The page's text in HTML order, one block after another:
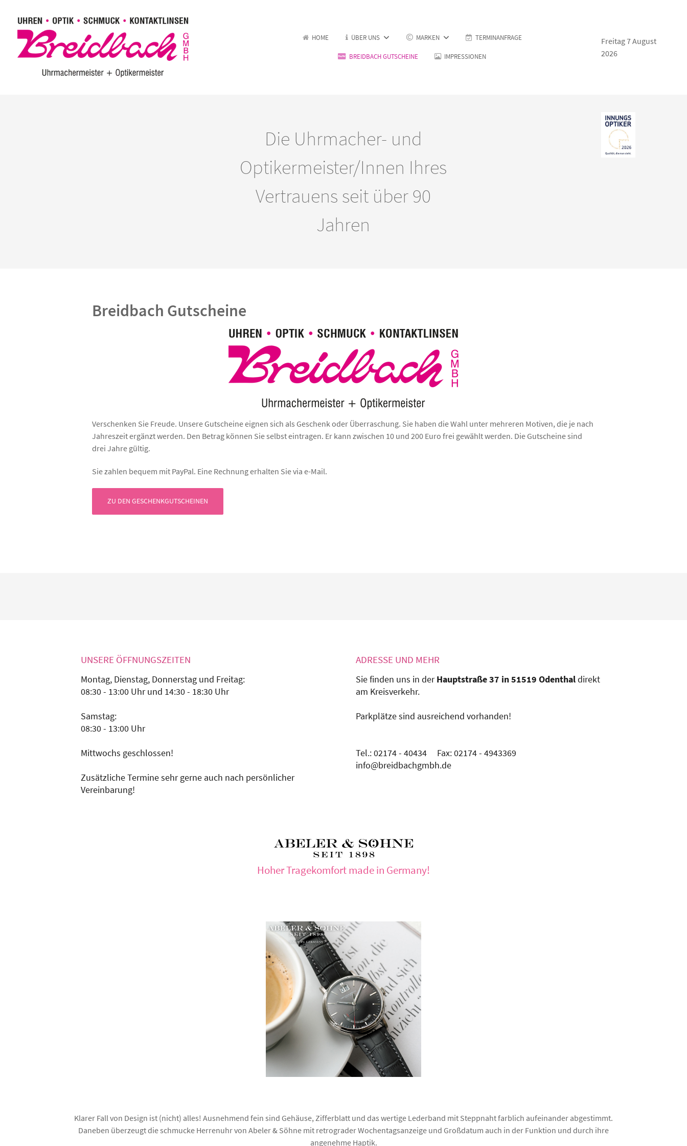
HOME ÜBER UNS MARKEN TERMINANFRAGE
BREIDBACH GUTSCHEINE IMPRESSIONEN
Freitag 7 August
2026
Die Uhrmacher- und
Optikermeister/Innen Ihres
Vertrauens seit über 90
Jahren
Breidbach Gutscheine
Verschenken Sie Freude. Unsere Gutscheine eignen sich als Geschenk oder Überraschung. Sie haben die Wahl unter mehreren Motiven, die je nach
Jahreszeit ergänzt werden. Den Betrag können Sie selbst eintragen. Er kann zwischen 10 und 200 Euro frei gewählt werden. Die Gutscheine sind
drei Jahre gültig.
Sie zahlen bequem mit PayPal. Eine Rechnung erhalten Sie via e-Mail.
ZU DEN GESCHENKGUTSCHEINEN
UNSERE ÖFFNUNGSZEITEN
Montag, Dienstag, Donnerstag und Freitag:
08:30 - 13:00 Uhr und 14:30 - 18:30 Uhr
Samstag:
08:30 - 13:00 Uhr
Mittwochs geschlossen!
Zusätzliche Termine sehr gerne auch nach persönlicher
Vereinbarung!
ADRESSE UND MEHR
Sie finden uns in derHauptstraße 37 in 51519 Odenthaldirekt
am Kreisverkehr.
Parkplätze sind ausreichend vorhanden!
Tel.: 02174 - 40434 Fax: 02174 - 4943369
info@breidbachgmbh.de
Hoher Tragekomfort made in Germany!
Klarer Fall von Design ist (nicht) alles! Ausnehmend fein sind Gehäuse, Zifferblatt und das wertige Lederband mit Steppnaht farblich aufeinander abgestimmt.
Daneben überzeugt die schmucke Herrenuhr von Abeler & Söhne mit retrograder Wochentagsanzeige und Großdatum auch in der Funktion und durch ihre
angenehme Haptik.